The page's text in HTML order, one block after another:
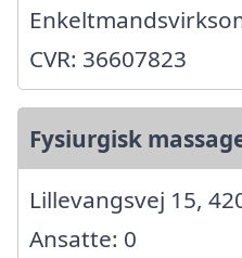
CVR: 36607823
Fysiurgisk
Lillevangsvej 15,
Ansatte: 0